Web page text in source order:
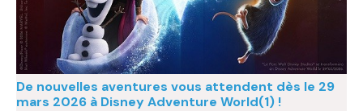
De nouvelles aventures vous attendent dès le 29
mars 2026 à Disney Adventure World(1) !